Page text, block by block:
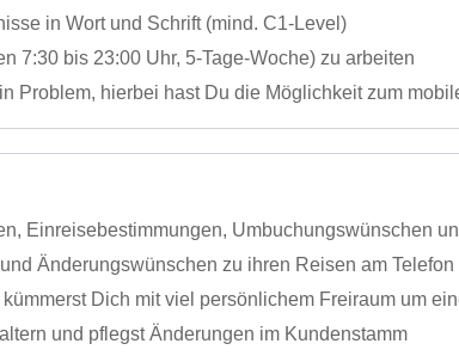
in Wort und Schrift (mind. C1-Level)
7:30 bis 23:00 Uhr, 5-Tage-Woche) zu arbeiten
Problem, hierbei hast Du die Möglichkeit zum
Einreisebestimmungen, Umbuchungswünschen
Änderungswünschen zu ihren Reisen am Telefon
Dich mit viel persönlichem Freiraum um
und pflegst Änderungen im Kundenstamm